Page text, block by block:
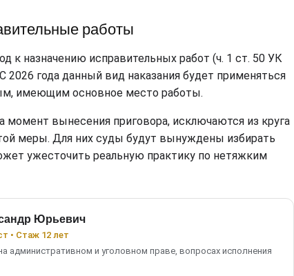
работы
к назначению исправительных работ (ч. 1 ст. 50 УК
года данный вид наказания будет применяться
имеющим основное место работы.
момент вынесения приговора, исключаются из круга
меры. Для них суды будут вынуждены избирать
ужесточить реальную практику по нетяжким
Юрьевич
• Стаж 12 лет
административном и уголовном праве, вопросах исполнения